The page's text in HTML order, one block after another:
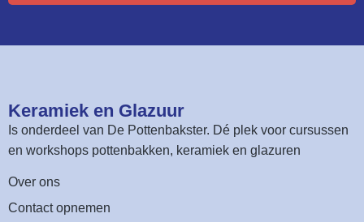
Keramiek en Glazuur​
Is onderdeel van De Pottenbakster. Dé plek voor cursussen
en workshops pottenbakken, keramiek en glazuren
Over ons
Contact opnemen